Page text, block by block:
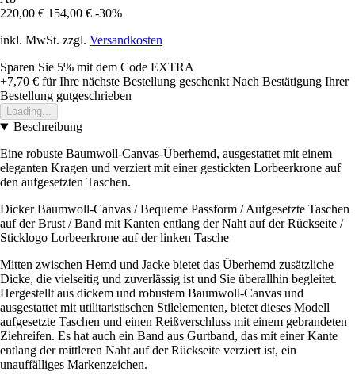
220,00 € 154,00 € -30%
inkl. MwSt. zzgl. Versandkosten
Sparen Sie 5% mit dem Code EXTRA
+7,70 € für Ihre nächste Bestellung geschenkt Nach Bestätigung Ihrer
Bestellung gutgeschrieben
Loading...
Beschreibung
Eine robuste Baumwoll-Canvas-Überhemd, ausgestattet mit einem
eleganten Kragen und verziert mit einer gestickten Lorbeerkrone auf
den aufgesetzten Taschen.
Dicker Baumwoll-Canvas / Bequeme Passform / Aufgesetzte Taschen
auf der Brust / Band mit Kanten entlang der Naht auf der Rückseite /
Sticklogo Lorbeerkrone auf der linken Tasche
Mitten zwischen Hemd und Jacke bietet das Überhemd zusätzliche
Dicke, die vielseitig und zuverlässig ist und Sie überallhin begleitet.
Hergestellt aus dickem und robustem Baumwoll-Canvas und
ausgestattet mit utilitaristischen Stilelementen, bietet dieses Modell
aufgesetzte Taschen und einen Reißverschluss mit einem gebrandeten
Ziehreifen. Es hat auch ein Band aus Gurtband, das mit einer Kante
entlang der mittleren Naht auf der Rückseite verziert ist, ein
unauffälliges Markenzeichen.